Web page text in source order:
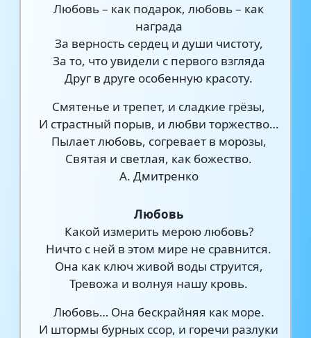
Любовь – как подарок, любовь – как
награда
За верность сердец и души чистоту,
За то, что увидели с первого взгляда
Друг в друге особенную красоту.
Смятенье и трепет, и сладкие грёзы,
И страстный порыв, и любви торжество…
Пылает любовь, согревает в морозы,
Святая и светлая, как божество.
А. Дмитренко
Любовь
Какой измерить мерою любовь?
Ничто с ней в этом мире не сравнится.
Она как ключ живой воды струится,
Тревожа и волнуя нашу кровь.
Любовь… Она бескрайняя как море.
И штормы бурных ссор, и горечи разлуки